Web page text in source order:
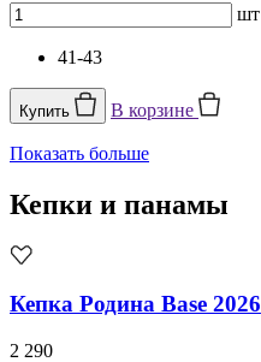
шт
41-43
Купить В корзине
Показать больше
Кепки и панамы
Кепка Родина Base 2026
2 290